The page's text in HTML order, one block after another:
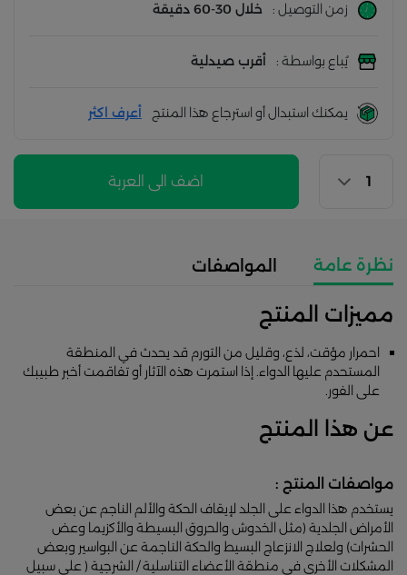
زمن التوصيل : خلال 30-60 دقيقة
يُباع بواسطة : أقرب صيدلية
يمكنك استبدال أو استرجاع هذا المنتج أعرف اكثر
اضف الى العربة
نظرة عامة المواصفات
مميزات المنتج
احمرار مؤقت، لذع، وقليل من التورم قد يحدث في المنطقة
المستحدم عليها الدواء. إذا استمرت هذه الآثار أو تفاقمت أخبر طبيبك
على الفور.
عن هذا المنتج
مواصفات المنتج :
يستخدم هذا الدواء على الجلد لإيقاف الحكة والألم الناجم عن بعض
الأمراض الجلدية (مثل الخدوش والحروق البسيطة والأكزيما وعض
الحشرات) ولعلاج الانزعاج البسيط والحكة الناجمة عن البواسير وبعض
المشكلات الأخرى في منطقة الأعضاء التناسلية / الشرجية ( على سبيل